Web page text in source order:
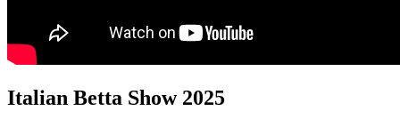
Italian Betta Show 2025